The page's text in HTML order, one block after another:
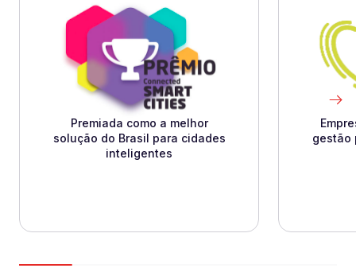
Premiada como a melhor
solução do Brasil para cidades
inteligentes
gestão